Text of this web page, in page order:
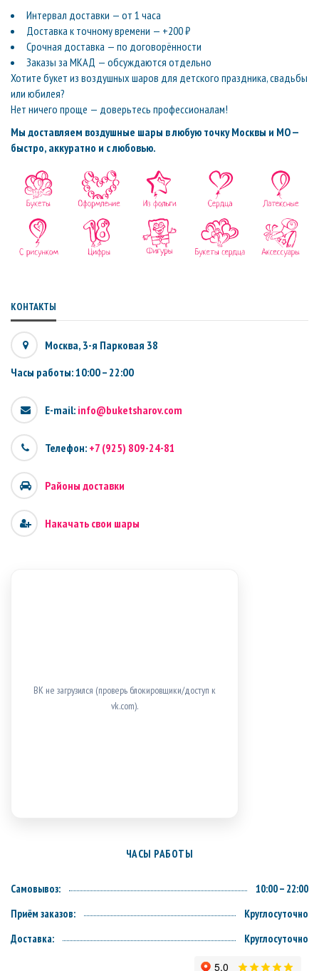
Интервал доставки — от 1 часа
Доставка к точному времени — +200 ₽
Срочная доставка — по договорённости
Заказы за МКАД — обсуждаются отдельно
Хотите букет из воздушных шаров для детского праздника, свадьбы
или юбилея?
Нет ничего проще — доверьтесь профессионалам!
Мы доставляем воздушные шары в любую точку Москвы и МО —
быстро, аккуратно и с любовью.
КОНТАКТЫ
Москва, 3-я Парковая 38
Часы работы: 10:00 – 22:00
E-mail: info@buketsharov.com
Телефон: +7 (925) 809-24-81
Районы доставки
Накачать свои шары
ВК не загрузился (проверь блокировщики/доступ к
vk.com).
ЧАСЫ РАБОТЫ
Самовывоз:
10:00 – 22:00
Приём заказов:
Круглосуточно
Доставка:
Круглосуточно